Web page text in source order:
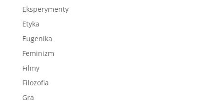
Eksperymenty
Etyka
Eugenika
Feminizm
Filmy
Filozofia
Gra